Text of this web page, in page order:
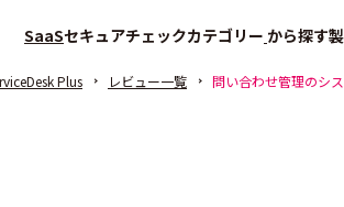
SaaSセキュアチェックカテゴリー から探す
Plus レビュー一覧 問い合わせ管理のシ